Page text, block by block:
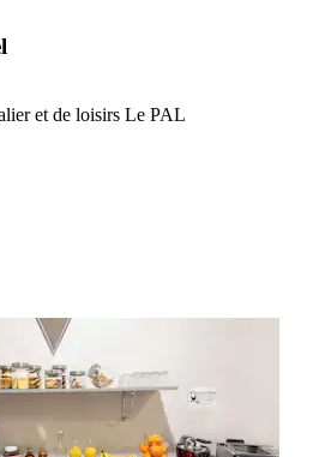
et de loisirs Le PAL